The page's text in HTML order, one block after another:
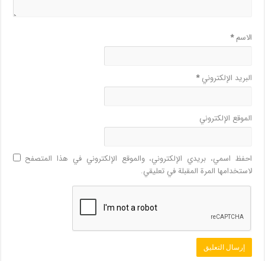
الاسم*
البريد الإلكتروني*
الموقع الإلكتروني
احفظ اسمي، بريدي الإلكتروني، والموقع الإلكتروني في هذا المتصفح
لاستخدامها المرة المقبلة في تعليقي.